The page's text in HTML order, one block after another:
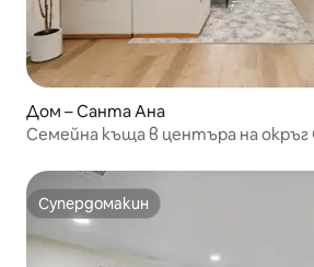
Дом – Санта Ана
Семейна къща в центъра на окръг
Супердомакин
Супердомакин